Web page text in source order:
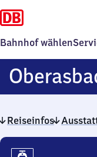
Bahnhof wählen
Reiseinfos
Reiseinfos